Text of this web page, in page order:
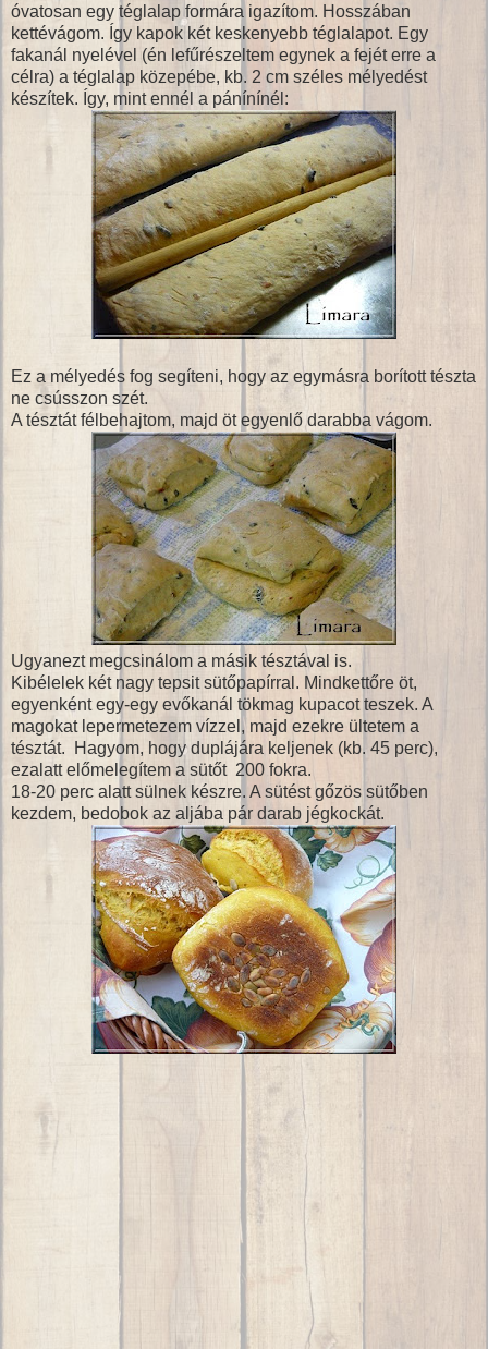
óvatosan egy téglalap formára igazítom. Hosszában
kettévágom. Így kapok két keskenyebb téglalapot. Egy
fakanál nyelével (én lefűrészeltem egynek a fejét erre a
célra) a téglalap közepébe, kb. 2 cm széles mélyedést
készítek. Így, mint ennél a pánínínél:
Ez a mélyedés fog segíteni, hogy az egymásra borított tészta
ne csússzon szét.
A tésztát félbehajtom, majd öt egyenlő darabba vágom.
Ugyanezt megcsinálom a másik tésztával is.
Kibélelek két nagy tepsit sütőpapírral. Mindkettőre öt,
egyenként egy-egy evőkanál tökmag kupacot teszek. A
magokat lepermetezem vízzel, majd ezekre ültetem a
tésztát. Hagyom, hogy duplájára keljenek (kb. 45 perc),
ezalatt előmelegítem a sütőt 200 fokra.
18-20 perc alatt sülnek készre. A sütést gőzös sütőben
kezdem, bedobok az aljába pár darab jégkockát.